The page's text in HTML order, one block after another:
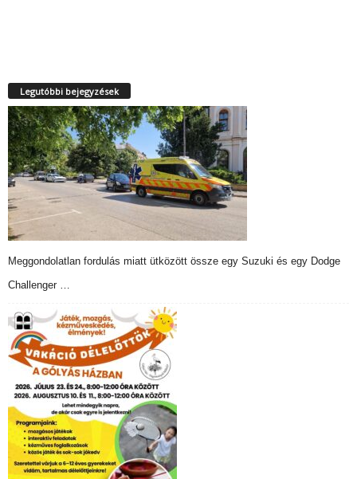
Legutóbbi bejegyzések
Meggondolatlan fordulás miatt ütközött össze egy Suzuki és egy Dodge
Challenger …